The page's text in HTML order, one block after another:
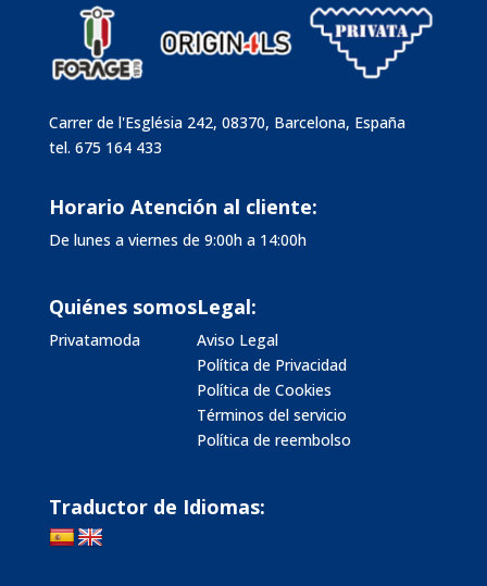
Carrer de l'Església 242, 08370, Barcelona, España
tel. 675 164 433
Horario Atención al cliente:
De lunes a viernes de 9:00h a 14:00h
Quiénes somos
Privatamoda
Legal:
Aviso Legal
Política de Privacidad
Política de Cookies
Términos del servicio
Política de reembolso
Traductor de Idiomas: